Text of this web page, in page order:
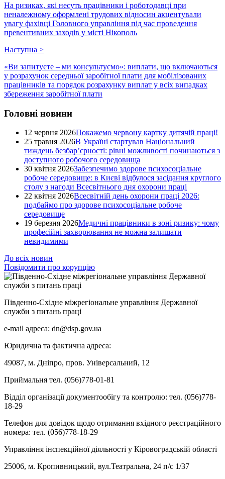
На ризиках, які несуть працівники і роботодавці при
неналежному оформлені трудових відносин акцентували
увагу фахівці Головного управління під час проведення
превентивних заходів у місті Нікополь
Наступна >
«Ви запитуєте – ми консультуємо»: виплати, що включаються
у розрахунок середньої заробітної плати для мобілізованих
працівників та порядок розрахунку виплат у всіх випадках
збереження заробітної плати
Головні новини
12 червня 2026Покажемо червону картку дитячій праці!
25 травня 2026В Україні стартував Національний
тиждень безбар’єрності: рівні можливості починаються з
доступного робочого середовища
30 квітня 2026Забезпечимо здорове психосоціальне
робоче середовище: в Києві відбулося засідання круглого
столу з нагоди Всесвітнього дня охорони праці
22 квітня 2026Всесвітній день охорони праці 2026:
подбаймо про здорове психосоціальне робоче
середовище
19 березня 2026Медичні працівники в зоні ризику: чому
професійні захворювання не можна залишати
невидимими
До всіх новин
Повідомити про корупцію
Південно-Східне міжрегіональне управління Державної
служби з питань праці
e-mail адреса: dn@dsp.gov.ua
Юридична та фактична адреса:
49087, м. Дніпро, пров. Універсальний, 12
Приймальня тел. (056)778-01-81
Відділ організації документообігу та контролю: тел. (056)778-
18-29
Телефон для довідок щодо отримання вхідного реєстраційного
номера: тел. (056)778-18-29
Управління інспекційної діяльності у Кіровоградській області
25006, м. Кропивницький, вул.Театральна, 24 п/с 1/37